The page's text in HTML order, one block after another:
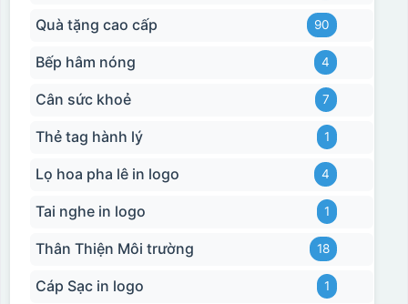
Quà tặng cao cấp 90
Bếp hâm nóng 4
Cân sức khoẻ 7
Thẻ tag hành lý 1
Lọ hoa pha lê in logo 4
Tai nghe in logo 1
Thân Thiện Môi trường 18
Cáp Sạc in logo 1